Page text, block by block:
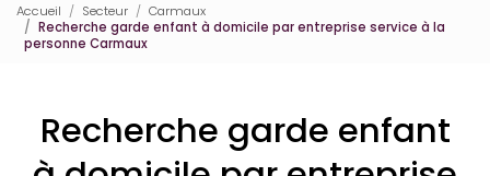
Accueil Secteur
Carmaux
Recherche garde enfant à domicile par entreprise service à la
personne Carmaux
Recherche garde enfant